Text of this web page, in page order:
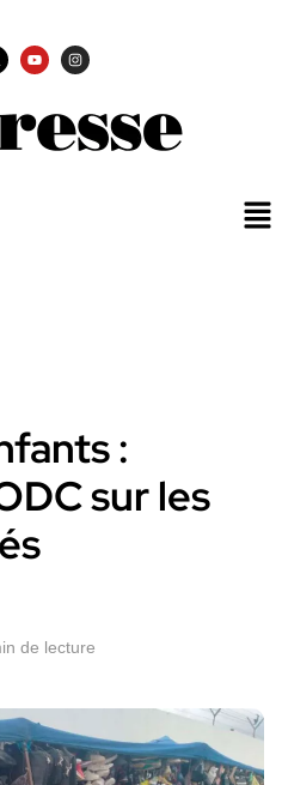
:
sur les
de lecture